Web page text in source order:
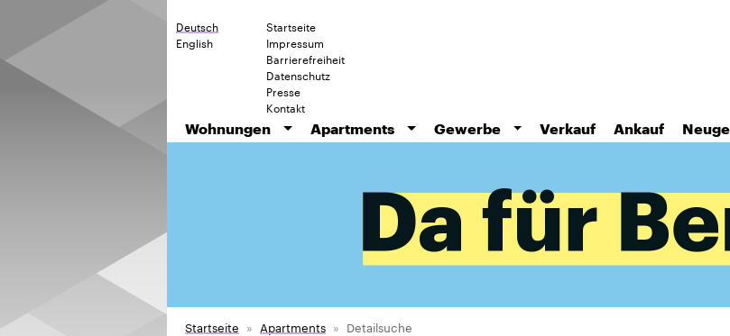
Deutsch
English
Startseite
Impressum
Barrierefreiheit
Datenschutz
Presse
Kontakt
Wohnungen
Apartments Gewerbe Verkauf Ankauf
Startseite Apartments Detailsuche